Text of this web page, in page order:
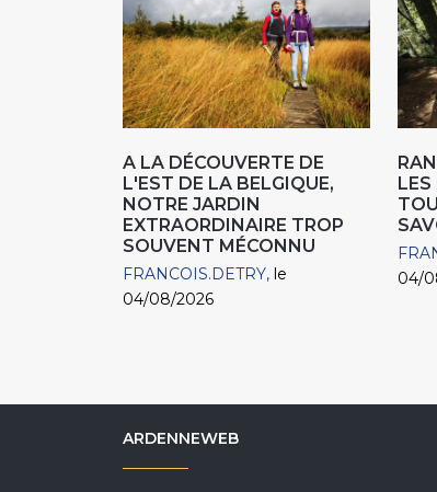
A LA DÉCOUVERTE DE
L'EST DE LA BELGIQUE,
NOTRE JARDIN
EXTRAORDINAIRE TROP
SOUVENT MÉCONNU
FRANCOIS.DETRY le
04/08/2026
04/
ARDENNEWEB